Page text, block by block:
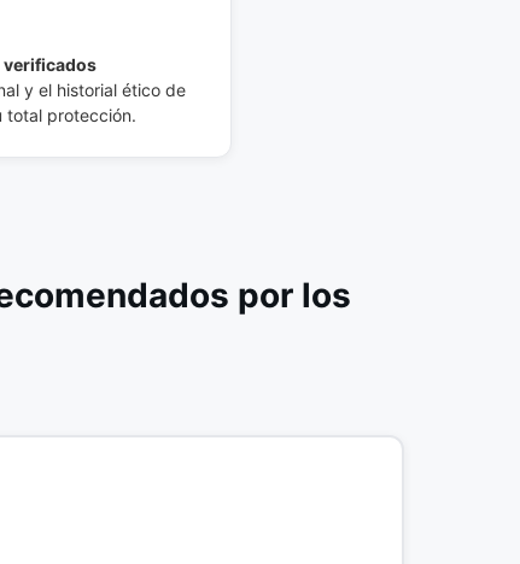
verificados
y el historial ético de
total protección.
por los